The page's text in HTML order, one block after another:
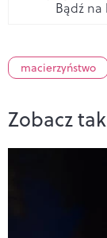
Bądź na
macierzyństwo
Zobacz